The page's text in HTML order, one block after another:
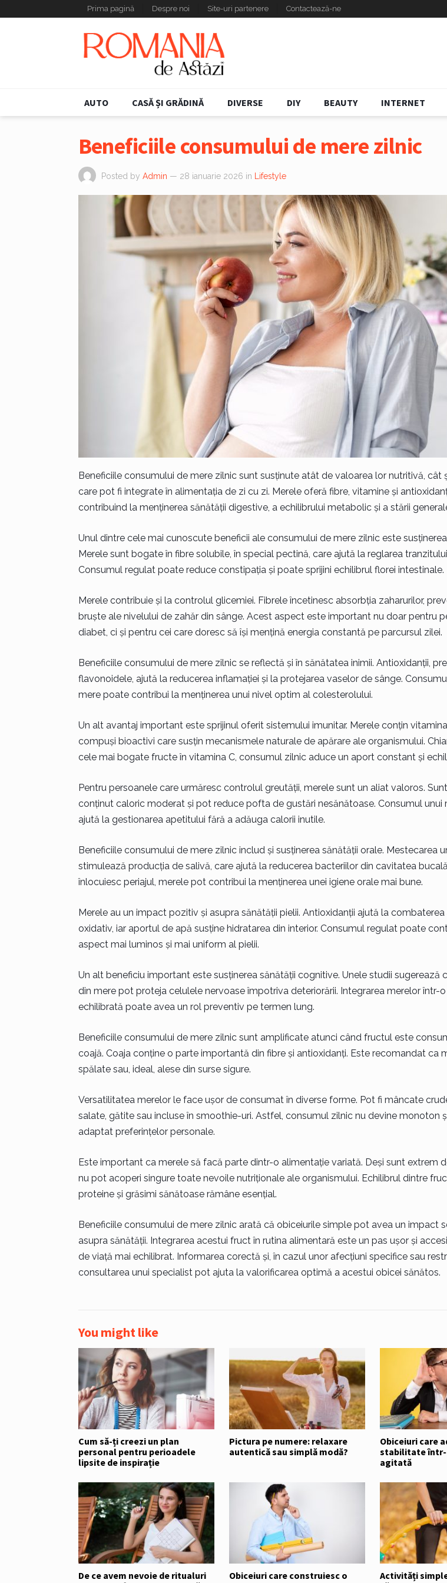
Prima pagină Despre noi Site-uri partenere Contactează-ne
AUTO CASĂ ȘI GRĂDINĂ DIVERSE DIY BEAUTY INTERNET
Beneficiile consumului de mere zilnic
Posted by Admin — 28 ianuarie 2026 in Lifestyle
Beneficiile consumului de mere zilnic sunt susținute atât de valoarea lor nutritivă, cât
care pot fi integrate în alimentația de zi cu zi. Merele oferă fibre, vitamine și
contribuind la menținerea sănătății digestive, a echilibrului metabolic și a stării
Unul dintre cele mai cunoscute beneficii ale consumului de mere zilnic este
Merele sunt bogate în fibre solubile, în special pectină, care ajută la reglarea
Consumul regulat poate reduce constipația și poate sprijini echilibrul florei intestinale.
Merele contribuie și la controlul glicemiei. Fibrele încetinesc absorbția zaharurilor,
bruște ale nivelului de zahăr din sânge. Acest aspect este important nu doar pentru
diabet, ci și pentru cei care doresc să își mențină energia constantă pe parcursul zilei.
Beneficiile consumului de mere zilnic se reflectă și în sănătatea inimii. Antioxidanții,
flavonoidele, ajută la reducerea inflamației și la protejarea vaselor de sânge.
mere poate contribui la menținerea unui nivel optim al colesterolului.
Un alt avantaj important este sprijinul oferit sistemului imunitar. Merele conțin
compuși bioactivi care susțin mecanismele naturale de apărare ale organismului.
cele mai bogate fructe în vitamina C, consumul zilnic aduce un aport constant și
Pentru persoanele care urmăresc controlul greutății, merele sunt un aliat valoros.
conținut caloric moderat și pot reduce pofta de gustări nesănătoase. Consumul unui
ajută la gestionarea apetitului fără a adăuga calorii inutile.
Beneficiile consumului de mere zilnic includ și susținerea sănătății orale. Mestecarea
stimulează producția de salivă, care ajută la reducerea bacteriilor din cavitatea
înlocuiesc periajul, merele pot contribui la menținerea unei igiene orale mai bune.
Merele au un impact pozitiv și asupra sănătății pielii. Antioxidanții ajută la combaterea
oxidativ, iar aportul de apă susține hidratarea din interior. Consumul regulat poate
aspect mai luminos și mai uniform al pielii.
Un alt beneficiu important este susținerea sănătății cognitive. Unele studii sugerează
din mere pot proteja celulele nervoase împotriva deteriorării. Integrarea merelor într-
echilibrată poate avea un rol preventiv pe termen lung.
Beneficiile consumului de mere zilnic sunt amplificate atunci când fructul este
coajă. Coaja conține o parte importantă din fibre și antioxidanți. Este recomandat ca
spălate sau, ideal, alese din surse sigure.
Versatilitatea merelor le face ușor de consumat în diverse forme. Pot fi mâncate
salate, gătite sau incluse în smoothie-uri. Astfel, consumul zilnic nu devine monoton
adaptat preferințelor personale.
Este important ca merele să facă parte dintr-o alimentație variată. Deși sunt extrem
nu pot acoperi singure toate nevoile nutriționale ale organismului. Echilibrul dintre
proteine și grăsimi sănătoase rămâne esențial.
Beneficiile consumului de mere zilnic arată că obiceiurile simple pot avea un impact
asupra sănătății. Integrarea acestui fruct în rutina alimentară este un pas ușor și
de viață mai echilibrat. Informarea corectă și, în cazul unor afecțiuni specifice sau
consultarea unui specialist pot ajuta la valorificarea optimă a acestui obicei sănătos.
You might like
Cum să-ți creezi un plan
personal pentru perioadele
lipsite de inspirație
Pictura pe numere: relaxare
autentică sau simplă modă?
Obiceiuri care
stabilitate într-
agitată
De ce avem nevoie de ritualuri
Obiceiuri care construiesc o
Activități